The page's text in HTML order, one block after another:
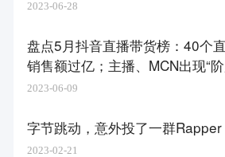
2023-06-28
盘点5月抖音直播带货榜：40个
销售额过亿；主播、MCN出现“
档”成带货界新秀……
2023-06-09
字节跳动，意外投了一群Rapper
2023-02-21